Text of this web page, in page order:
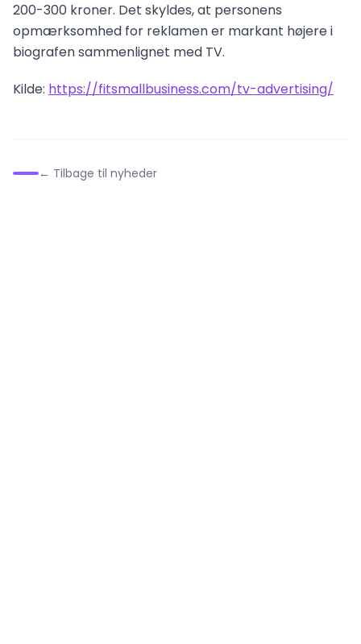
200-300 kroner. Det skyldes, at personens
opmærksomhed for reklamen er markant højere i
biografen sammenlignet med TV.
Kilde: https://fitsmallbusiness.com/tv-advertising/
← Tilbage til nyheder